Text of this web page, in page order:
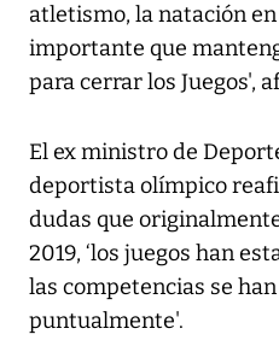
atletismo, la natación en
importante que
para cerrar los Juegos',
El ex ministro de
deportista olímpico
dudas que
2019, ‘los juegos han
las competencias se han
puntualmente'.